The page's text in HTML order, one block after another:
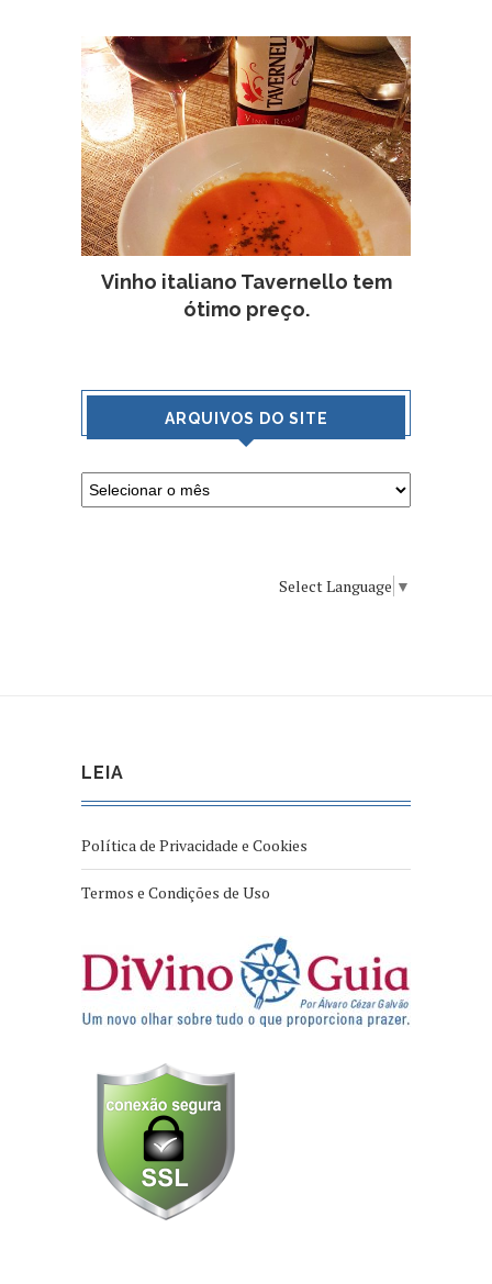
Vinho italiano Tavernello tem
ótimo preço.
ARQUIVOS DO SITE
Select Language ▼
LEIA
Política de Privacidade e Cookies
Termos e Condições de Uso